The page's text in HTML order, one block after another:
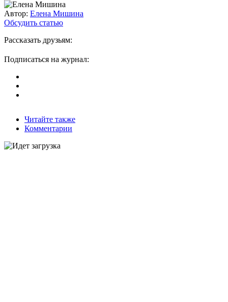
Автор: Елена Мишина
Обсудить статью
Рассказать друзьям:
Подписаться на журнал:
Читайте также
Комментарии